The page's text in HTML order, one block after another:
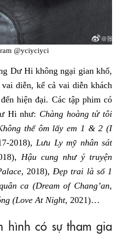
@yciyciyci
Dư Hi không ngại gian khổ,
diễn, kể cả vai diễn khách
hiện đại. Các tập phim có
Hi như: Chàng hoàng tử tôi
thể ôm lấy em 1 & 2 (I
2018),Lưu Ly mỹ nhân sát
Hậu cung như ý truyện
2018),Đẹp trai là số 1
ca (Dream of Chang’an,
(Love At Night, 2021)…
hình có sự tham gia